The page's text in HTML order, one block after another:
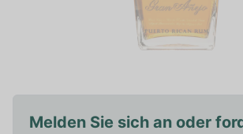
Melden Sie sich an oder